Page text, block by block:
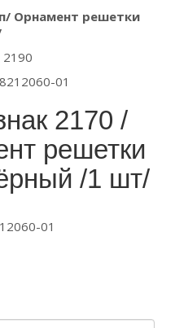
Орнамент решетки
01
2170 /
решетки
/1 шт/
01